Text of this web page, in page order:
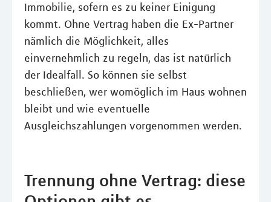
Immobilie, sofern es zu keiner Einigung
kommt. Ohne Vertrag haben die Ex-Partner
nämlich die Möglichkeit, alles
einvernehmlich zu regeln, das ist natürlich
der Idealfall. So können sie selbst
beschließen, wer womöglich im Haus wohnen
bleibt und wie eventuelle
Ausgleichszahlungen vorgenommen werden.
Trennung ohne Vertrag: diese